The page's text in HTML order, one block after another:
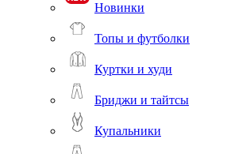
Новинки
Топы и футболки
Куртки и худи
Бриджи и тайтсы
Купальники